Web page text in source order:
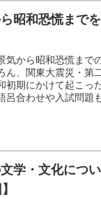
昭和恐慌まで
気から昭和恐慌まで
ん、関東大震災・第
初期にかけて起こっ
呂合わせや入試問題
学・文化につ